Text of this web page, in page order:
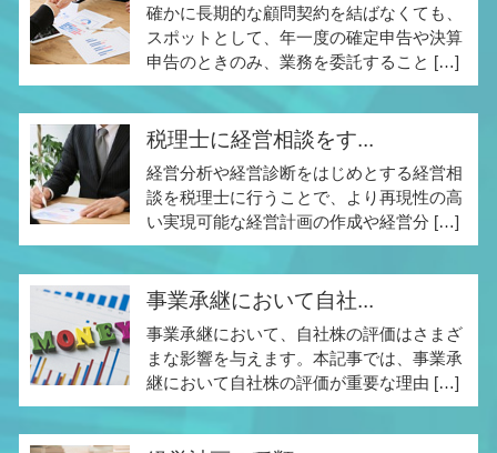
確かに長期的な顧問契約を結ばなくても、
スポットとして、年一度の確定申告や決算
申告のときのみ、業務を委託すること […]
税理士に経営相談をす...
経営分析や経営診断をはじめとする経営相
談を税理士に行うことで、より再現性の高
い実現可能な経営計画の作成や経営分 […]
事業承継において自社...
事業承継において、自社株の評価はさまざ
まな影響を与えます。本記事では、事業承
継において自社株の評価が重要な理由 […]